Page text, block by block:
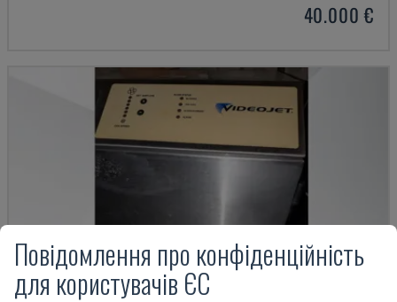
40.000 €
Повідомлення про конфіденційність
для користувачів ЄС